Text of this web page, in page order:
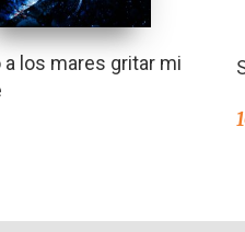
a los mares gritar mi